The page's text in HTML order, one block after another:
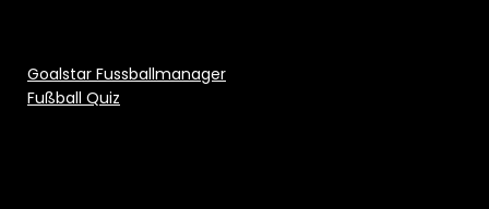
Goalstar Fussballmanager
Fußball Quiz